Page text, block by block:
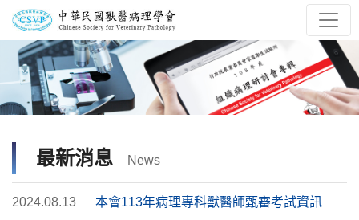
最新消息 News
2024.08.13 本會113年病理專科獸醫師甄審考試資訊